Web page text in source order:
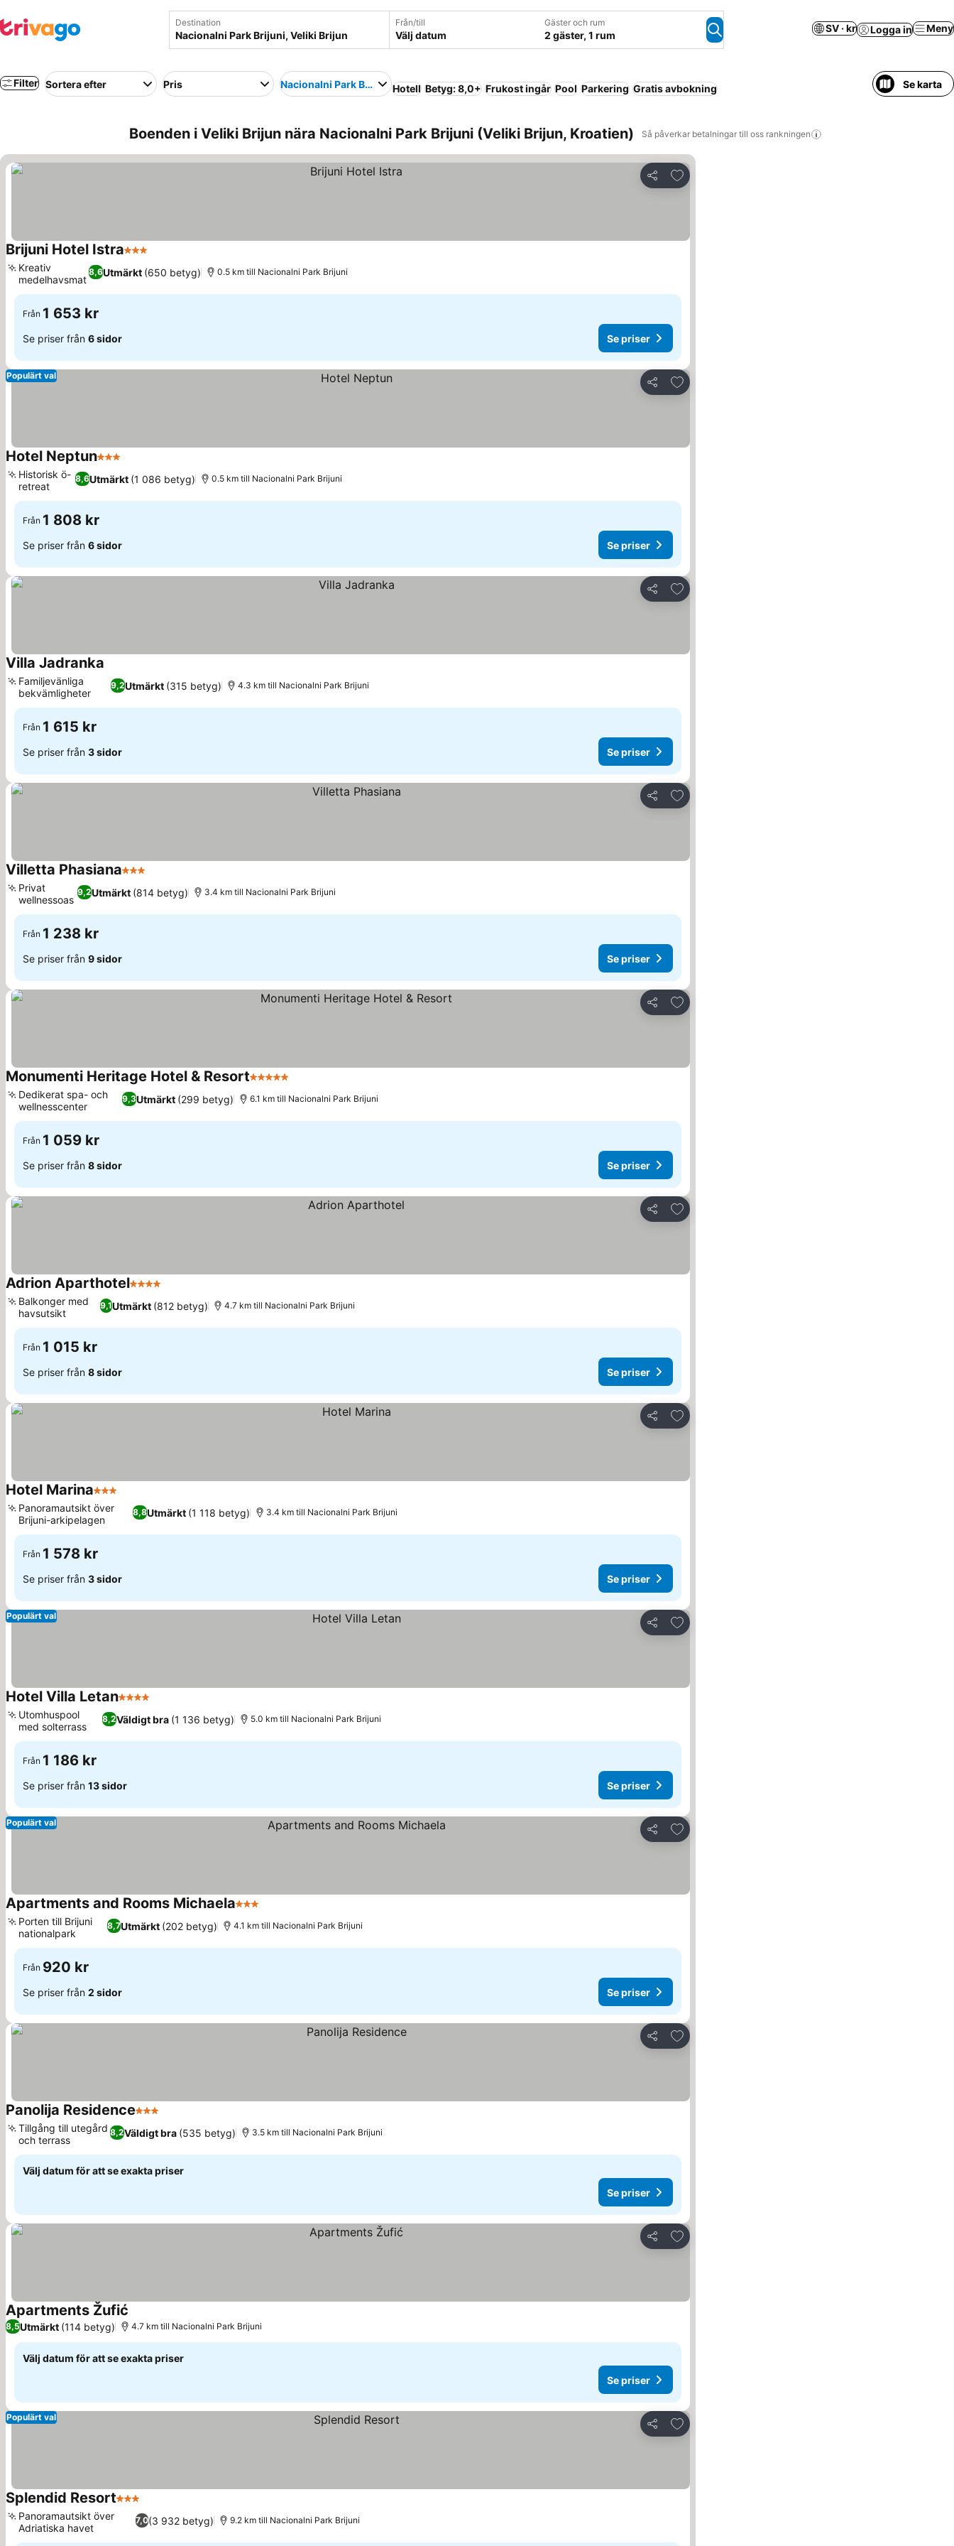
Destination Från/till
Välj datum
Gäster och rum
2 gäster, 1 rum
SV · kr Logga in Meny
Filter Sortera efter Pris Nacionalni Park BrijuniHotell Betyg: 8,0+ Frukost ingår Pool Parkering Gratis avbokning Se karta
Boenden i Veliki Brijun nära Nacionalni Park Brijuni (Veliki Brijun, Kroatien) Så påverkar betalningar till oss rankningen
Dela
Lägg till i Mina Favoriter
Brijuni Hotel Istra3 Stjärnor
8,6Utmärkt (650 betyg)
Kreativ
medelhavsmat
0.5 km till Nacionalni Park Brijuni
Från 1 653 kr
Se priser från 6 sidor Se priser
Dela
Lägg till i Mina Favoriter
Populärt val
Hotel Neptun3 Stjärnor
8,6Utmärkt (1 086 betyg)
Historisk ö-
retreat
0.5 km till Nacionalni Park Brijuni
Från 1 808 kr
Se priser från 6 sidor Se priser
Dela
Lägg till i Mina Favoriter
Villa Jadranka
9,2Utmärkt (315 betyg)
Familjevänliga
bekvämligheter
4.3 km till Nacionalni Park Brijuni
Från 1 615 kr
Se priser från 3 sidor Se priser
Dela
Lägg till i Mina Favoriter
Villetta Phasiana3 Stjärnor
9,2Utmärkt (814 betyg)
Privat
wellnessoas
3.4 km till Nacionalni Park Brijuni
Från 1 238 kr
Se priser från 9 sidor Se priser
Dela
Lägg till i Mina Favoriter
Monumenti Heritage Hotel & Resort5 Stjärnor
9,3Utmärkt (299 betyg)
Dedikerat spa- och
wellnesscenter
6.1 km till Nacionalni Park Brijuni
Från 1 059 kr
Se priser från 8 sidor Se priser
Dela
Lägg till i Mina Favoriter
Adrion Aparthotel4 Stjärnor
9,1Utmärkt (812 betyg)
Balkonger med
havsutsikt
4.7 km till Nacionalni Park Brijuni
Från 1 015 kr
Se priser från 8 sidor Se priser
Dela
Lägg till i Mina Favoriter
Hotel Marina3 Stjärnor
8,8Utmärkt (1 118 betyg)
Panoramautsikt över
Brijuni-arkipelagen
3.4 km till Nacionalni Park Brijuni
Från 1 578 kr
Se priser från 3 sidor Se priser
Dela
Lägg till i Mina Favoriter
Populärt val
Hotel Villa Letan4 Stjärnor
8,2Väldigt bra (1 136 betyg)
Utomhuspool
med solterrass
5.0 km till Nacionalni Park Brijuni
Från 1 186 kr
Se priser från 13 sidor Se priser
Dela
Lägg till i Mina Favoriter
Populärt val
Apartments and Rooms Michaela3 Stjärnor
8,7Utmärkt (202 betyg)
Porten till Brijuni
nationalpark
4.1 km till Nacionalni Park Brijuni
Från 920 kr
Se priser från 2 sidor Se priser
Dela
Lägg till i Mina Favoriter
Panolija Residence3 Stjärnor
8,2Väldigt bra (535 betyg)
Tillgång till utegård
och terrass
3.5 km till Nacionalni Park Brijuni
Välj datum för att se exakta priser
Se priser
Dela
Lägg till i Mina Favoriter
Apartments Žufić
8,5Utmärkt (114 betyg) 4.7 km till Nacionalni Park Brijuni
Välj datum för att se exakta priser
Se priser
Dela
Lägg till i Mina Favoriter
Populärt val
Splendid Resort3 Stjärnor
7,0(3 932 betyg)
Panoramautsikt över
Adriatiska havet
9.2 km till Nacionalni Park Brijuni